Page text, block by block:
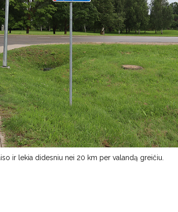
ir lekia didesniu nei 20 km per valandą greičiu.